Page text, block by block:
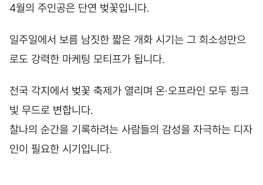
4월의 주인공은 단연 벚꽃입니다.
일주일에서 보름 남짓한 짧은 개화 시기는 그 희소성만으
로도 강력한 마케팅 모티프가 됩니다.
전국 각지에서 벚꽃 축제가 열리며 온·오프라인 모두 핑크
빛 무드로 변합니다.
찰나의 순간을 기록하려는 사람들의 감성을 자극하는 디자
인이 필요한 시기입니다.